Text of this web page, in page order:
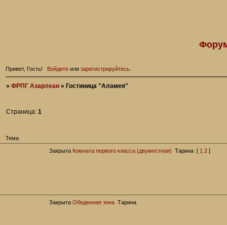
Привет, Гость! Войдитеили зарегистрируйтесь.
»ФРПГ Азарлеан » Гостиница "Аламея"
Страница:1
Тема
Закрыта Комната первого класса (двуместная) Тарина [ 1 2 ]
Закрыта Обеденная зона Тарина